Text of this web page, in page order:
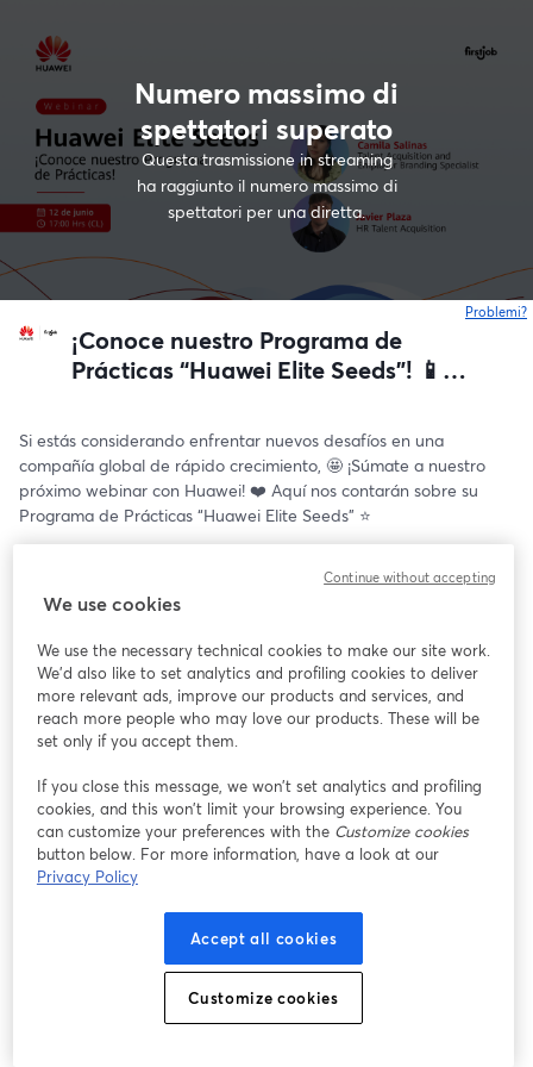
Numero massimo di
spettatori superato
Questa trasmissione in streaming
ha raggiunto il numero massimo di
spettatori per una diretta.
Problemi?
¡Conoce nuestro Programa de
Prácticas “Huawei Elite Seeds"! 📱
Si estás considerando enfrentar nuevos desafíos en una
compañía global de rápido crecimiento, 🤩 ¡Súmate a nuestro
próximo webinar con Huawei! ❤️ Aquí nos contarán sobre su
Programa de Prácticas “Huawei Elite Seeds" ⭐️
Acquisition, nos comentarán algunos tips, consejos y como es el
proceso de selección para ser parte de esta gran compañía. 🚀
🗓️ Miércoles 12 de Junio
🕥 17:00 hrs (CL 🇨🇱)
We use cookies
We use the necessary technical cookies to make our site work.
We'd also like to set analytics and profiling cookies to deliver
more relevant ads, improve our products and services, and
reach more people who may love our products. These will be
set only if you accept them.
If you close this message, we won’t set analytics and profiling
cookies, and this won’t limit your browsing experience. You
can customize your preferences with the Customize cookies
button below. For more information, have a look at our
Privacy Policy
Accept all cookies
Customize cookies
Continue without accepting